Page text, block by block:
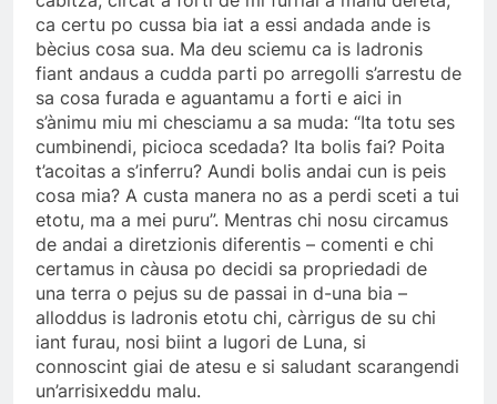
ca certu po cussa bia iat a essi andada ande is
bècius cosa sua. Ma deu sciemu ca is ladronis
fiant andaus a cudda parti po arregolli s’arrestu de
sa cosa furada e aguantamu a forti e aici in
s’ànimu miu mi chesciamu a sa muda: “Ita totu ses
cumbinendi, picioca scedada? Ita bolis fai? Poita
t’acoitas a s’inferru? Aundi bolis andai cun is peis
cosa mia? A custa manera no as a perdi sceti a tui
etotu, ma a mei puru”. Mentras chi nosu circamus
de andai a diretzionis diferentis – comenti e chi
certamus in càusa po decidi sa propriedadi de
una terra o pejus su de passai in d-una bia –
alloddus is ladronis etotu chi, càrrigus de su chi
iant furau, nosi biint a lugori de Luna, si
connoscint giai de atesu e si saludant scarangendi
un’arrisixeddu malu.